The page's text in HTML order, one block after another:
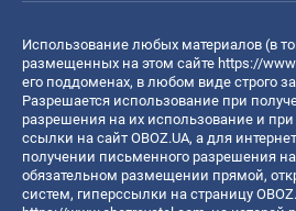
Использование любых материалов (в
размещенных на этом сайте https://
его поддоменах, в любом виде строго
Разрешается использование при
разрешения на их использование и при
ссылки на сайт OBOZ.UA, а для
получении письменного разрешения
обязательном размещении прямой,
систем, гиперссылки на страницу